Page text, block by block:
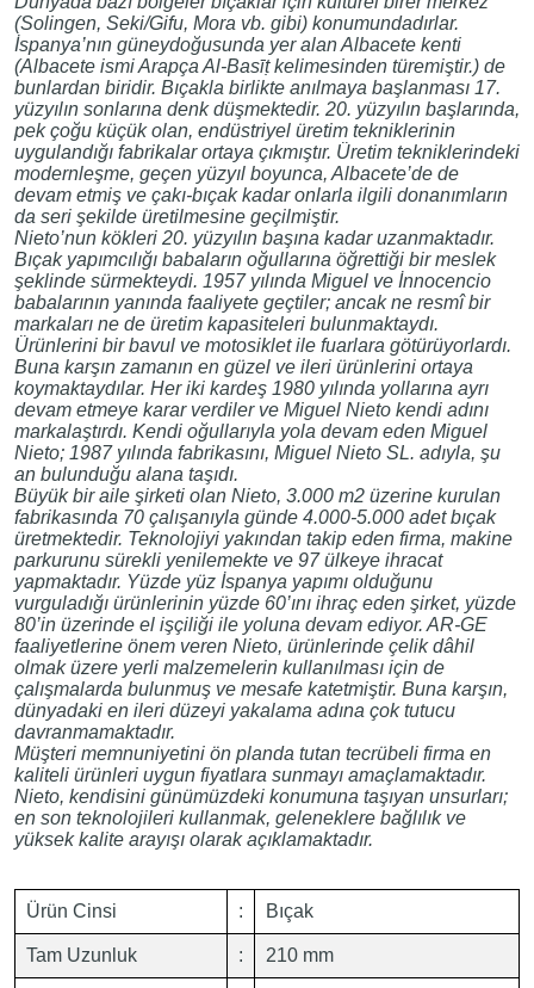
(Solingen, Seki/Gifu, Mora vb. gibi) konumundadırlar.
İspanya’nın güneydoğusunda yer alan Albacete kenti
(Albacete ismi Arapça Al-Basīṭ kelimesinden türemiştir.) de
bunlardan biridir. Bıçakla birlikte anılmaya başlanması 17.
yüzyılın sonlarına denk düşmektedir. 20. yüzyılın başlarında,
pek çoğu küçük olan, endüstriyel üretim tekniklerinin
uygulandığı fabrikalar ortaya çıkmıştır. Üretim tekniklerindeki
modernleşme, geçen yüzyıl boyunca, Albacete’de de
devam etmiş ve çakı-bıçak kadar onlarla ilgili donanımların
da seri şekilde üretilmesine geçilmiştir.
Nieto’nun kökleri 20. yüzyılın başına kadar uzanmaktadır.
Bıçak yapımcılığı babaların oğullarına öğrettiği bir meslek
şeklinde sürmekteydi. 1957 yılında Miguel ve İnnocencio
babalarının yanında faaliyete geçtiler; ancak ne resmî bir
markaları ne de üretim kapasiteleri bulunmaktaydı.
Ürünlerini bir bavul ve motosiklet ile fuarlara götürüyorlardı.
Buna karşın zamanın en güzel ve ileri ürünlerini ortaya
koymaktaydılar. Her iki kardeş 1980 yılında yollarına ayrı
devam etmeye karar verdiler ve Miguel Nieto kendi adını
markalaştırdı. Kendi oğullarıyla yola devam eden Miguel
Nieto; 1987 yılında fabrikasını, Miguel Nieto SL. adıyla, şu
an bulunduğu alana taşıdı.
Büyük bir aile şirketi olan Nieto, 3.000 m2 üzerine kurulan
fabrikasında 70 çalışanıyla günde 4.000-5.000 adet bıçak
üretmektedir. Teknolojiyi yakından takip eden firma, makine
parkurunu sürekli yenilemekte ve 97 ülkeye ihracat
yapmaktadır. Yüzde yüz İspanya yapımı olduğunu
vurguladığı ürünlerinin yüzde 60’ını ihraç eden şirket, yüzde
80’in üzerinde el işçiliği ile yoluna devam ediyor. AR-GE
faaliyetlerine önem veren Nieto, ürünlerinde çelik dâhil
olmak üzere yerli malzemelerin kullanılması için de
çalışmalarda bulunmuş ve mesafe katetmiştir. Buna karşın,
dünyadaki en ileri düzeyi yakalama adına çok tutucu
davranmamaktadır.
Müşteri memnuniyetini ön planda tutan tecrübeli firma en
kaliteli ürünleri uygun fiyatlara sunmayı amaçlamaktadır.
Nieto, kendisini günümüzdeki konumuna taşıyan unsurları;
en son teknolojileri kullanmak, geleneklere bağlılık ve
yüksek kalite arayışı olarak açıklamaktadır.
Ürün Cinsi : Bıçak
Tam Uzunluk : 210 mm